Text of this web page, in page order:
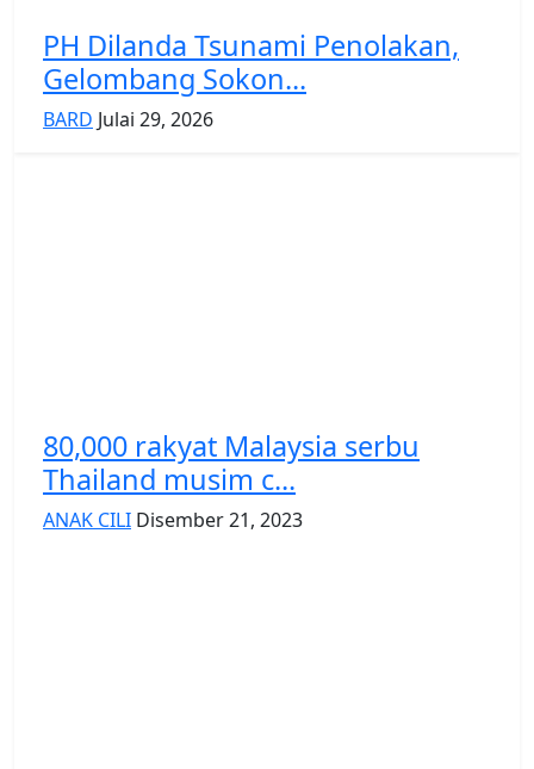
PH Dilanda Tsunami Penolakan,
Gelombang Sokon...
BARD Julai 29, 2026
80,000 rakyat Malaysia serbu
Thailand musim c...
ANAK CILI Disember 21, 2023